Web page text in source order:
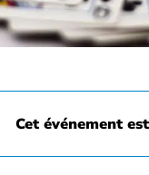
Cet événement